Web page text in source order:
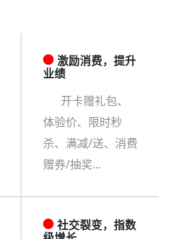
激励消费，提升
业绩
开卡赠礼包、
体验价、限时秒
杀、满减/送、消费
赠券/抽奖…
社交裂变，指数